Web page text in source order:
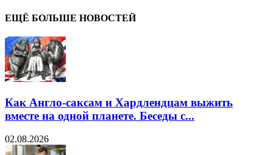
ЕЩЁ БОЛЬШЕ НОВОСТЕЙ
Как Англо-саксам и Хардлендцам выжить
вместе на одной планете. Беседы с...
02.08.2026